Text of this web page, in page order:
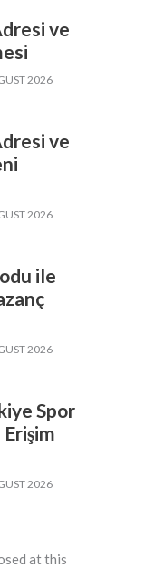
ve
2026
ve
2026
ile
2026
Spor
2026
at this